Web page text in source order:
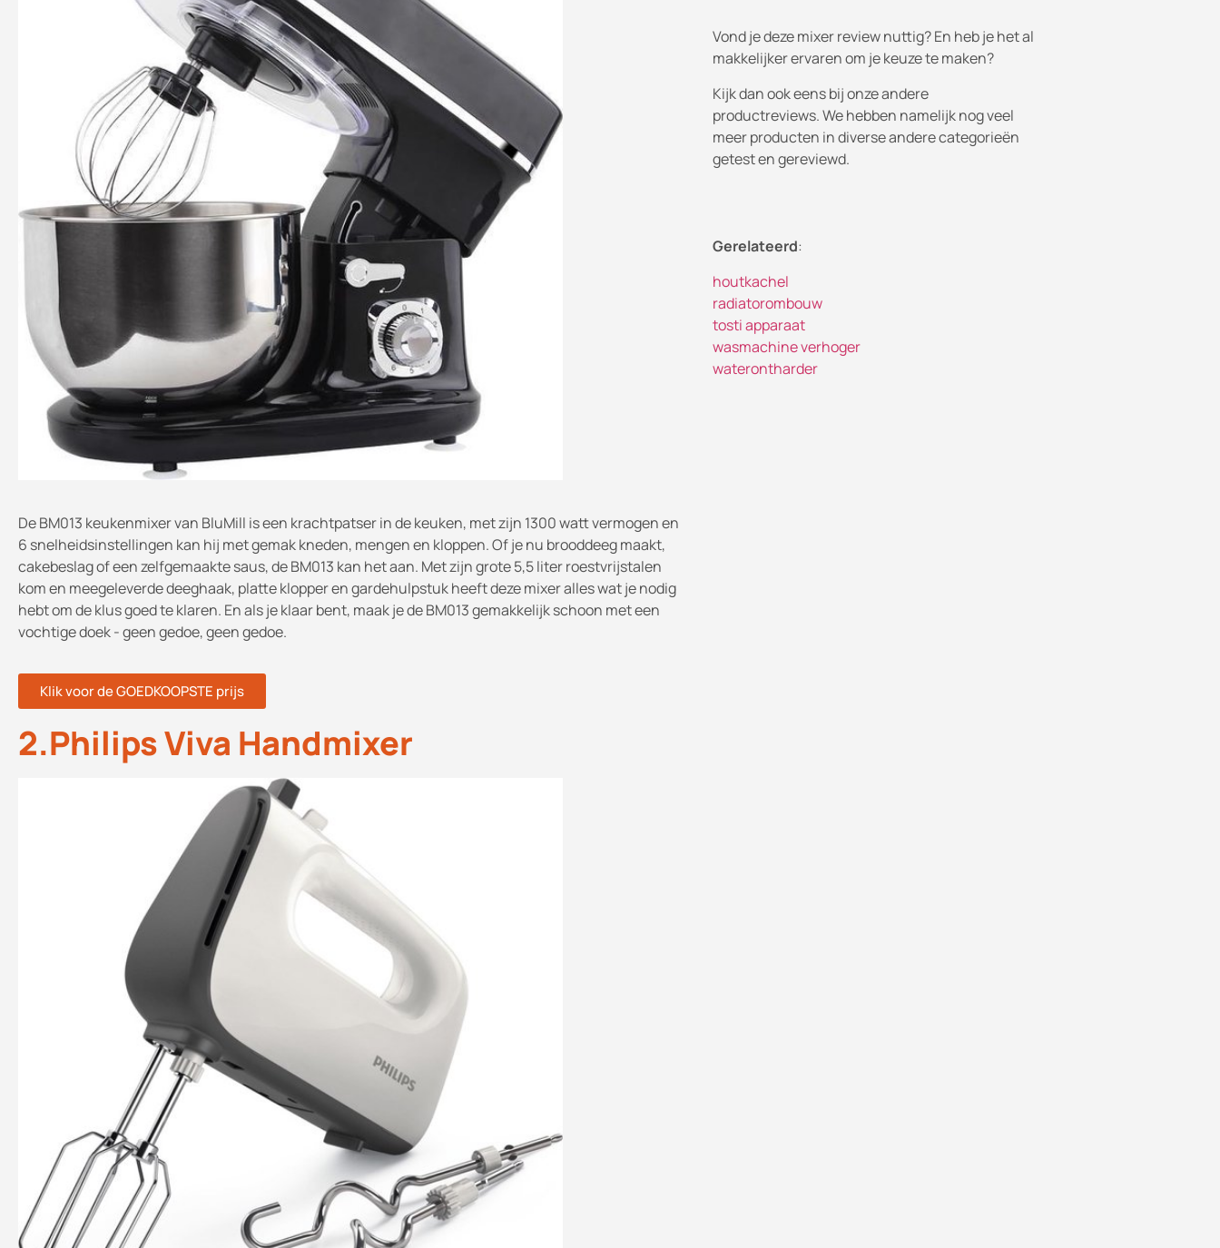
De BM013 keukenmixer van BluMill is een krachtpatser in de keuken, met zijn 1300 watt vermogen en
6 snelheidsinstellingen kan hij met gemak kneden, mengen en kloppen. Of je nu brooddeeg maakt,
cakebeslag of een zelfgemaakte saus, de BM013 kan het aan. Met zijn grote 5,5 liter roestvrijstalen
kom en meegeleverde deeghaak, platte klopper en gardehulpstuk heeft deze mixer alles wat je nodig
hebt om de klus goed te klaren. En als je klaar bent, maak je de BM013 gemakkelijk schoon met een
vochtige doek - geen gedoe, geen gedoe.
Klik voor de GOEDKOOPSTE prijs
2.Philips Viva Handmixer
Vond je deze mixer review nuttig? En heb je het al
makkelijker ervaren om je keuze te maken?
Kijk dan ook eens bij onze andere
productreviews. We hebben namelijk nog veel
meer producten in diverse andere categorieën
getest en gereviewd.
Gerelateerd:
houtkachel
radiatorombouw
tosti apparaat
wasmachine verhoger
waterontharder